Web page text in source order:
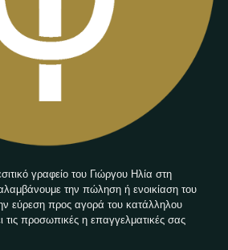
γραφείο του Γιώργου Ηλία στη
την πώληση ή ενοικίαση του
εύρεση προς αγορά του κατάλληλου
τις προσωπικές η επαγγελματικές σας